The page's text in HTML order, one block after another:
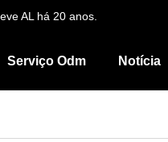
AL há 20 anos.
Serviço Odm Notícia